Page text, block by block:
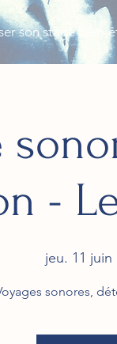
son stage bien-
-
jeu. 11 juin
sonores,